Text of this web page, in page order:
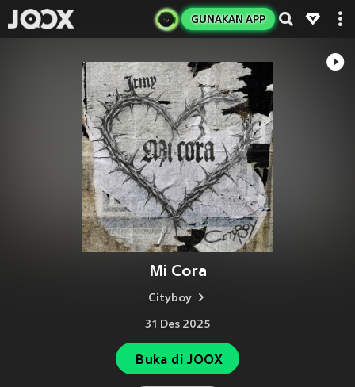
GUNAKAN APP
Mi Cora
Cityboy
31 Des 2025
Buka di JOOX